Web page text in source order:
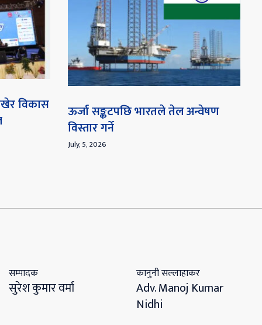
विकास
ऊर्जा सङ्कटपछि भारतले तेल अन्वेषण
विस्तार गर्ने
July, 5, 2026
सम्पादक
सुरेश कुमार वर्मा
कानुनी सल्लाहाकर
Adv. Manoj Kumar
Nidhi